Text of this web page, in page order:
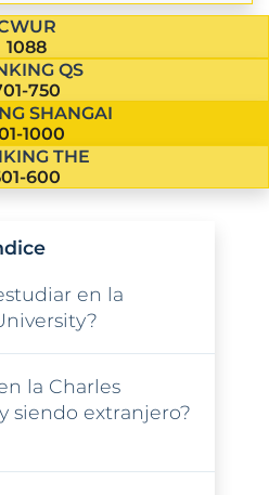
1088
QS
750
SHANGAI
1000
THE
600
en la
la Charles
siendo extranjero?